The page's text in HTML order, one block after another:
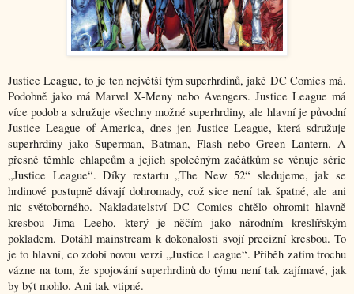
Justice League, to je ten největší tým superhrdinů, jaké DC Comics má.
Podobně jako má Marvel X-Meny nebo Avengers. Justice League má
více podob a sdružuje všechny možné superhrdiny, ale hlavní je původní
Justice League of America, dnes jen Justice League, která sdružuje
superhrdiny jako Superman, Batman, Flash nebo Green Lantern. A
přesně těmhle chlapcům a jejich společným začátkům se věnuje série
„Justice League“. Díky restartu „The New 52“ sledujeme, jak se
hrdinové postupně dávají dohromady, což sice není tak špatné, ale ani
nic světoborného. Nakladatelství DC Comics chtělo ohromit hlavně
kresbou Jima Leeho, který je něčím jako národním kreslířským
pokladem. Dotáhl mainstream k dokonalosti svojí precizní kresbou. To
je to hlavní, co zdobí novou verzi „Justice League“. Příběh zatím trochu
vázne na tom, že spojování superhrdinů do týmu není tak zajímavé, jak
by být mohlo. Ani tak vtipné.